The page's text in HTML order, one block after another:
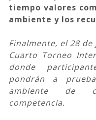
tiempo valores
ambiente y los
Finalmente, el 28
Cuarto Torneo
donde
pondrán a
ambiente de
competencia.